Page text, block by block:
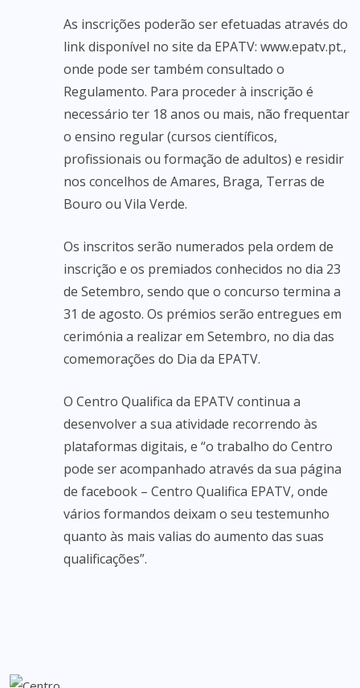
As inscrições poderão ser efetuadas através do
link disponível no site da EPATV: www.epatv.pt.,
onde pode ser também consultado o
Regulamento. Para proceder à inscrição é
necessário ter 18 anos ou mais, não frequentar
o ensino regular (cursos científicos,
profissionais ou formação de adultos) e residir
nos concelhos de Amares, Braga, Terras de
Bouro ou Vila Verde.
Os inscritos serão numerados pela ordem de
inscrição e os premiados conhecidos no dia 23
de Setembro, sendo que o concurso termina a
31 de agosto. Os prémios serão entregues em
cerimónia a realizar em Setembro, no dia das
comemorações do Dia da EPATV.
O Centro Qualifica da EPATV continua a
desenvolver a sua atividade recorrendo às
plataformas digitais, e “o trabalho do Centro
pode ser acompanhado através da sua página
de facebook – Centro Qualifica EPATV, onde
vários formandos deixam o seu testemunho
quanto às mais valias do aumento das suas
qualificações”.